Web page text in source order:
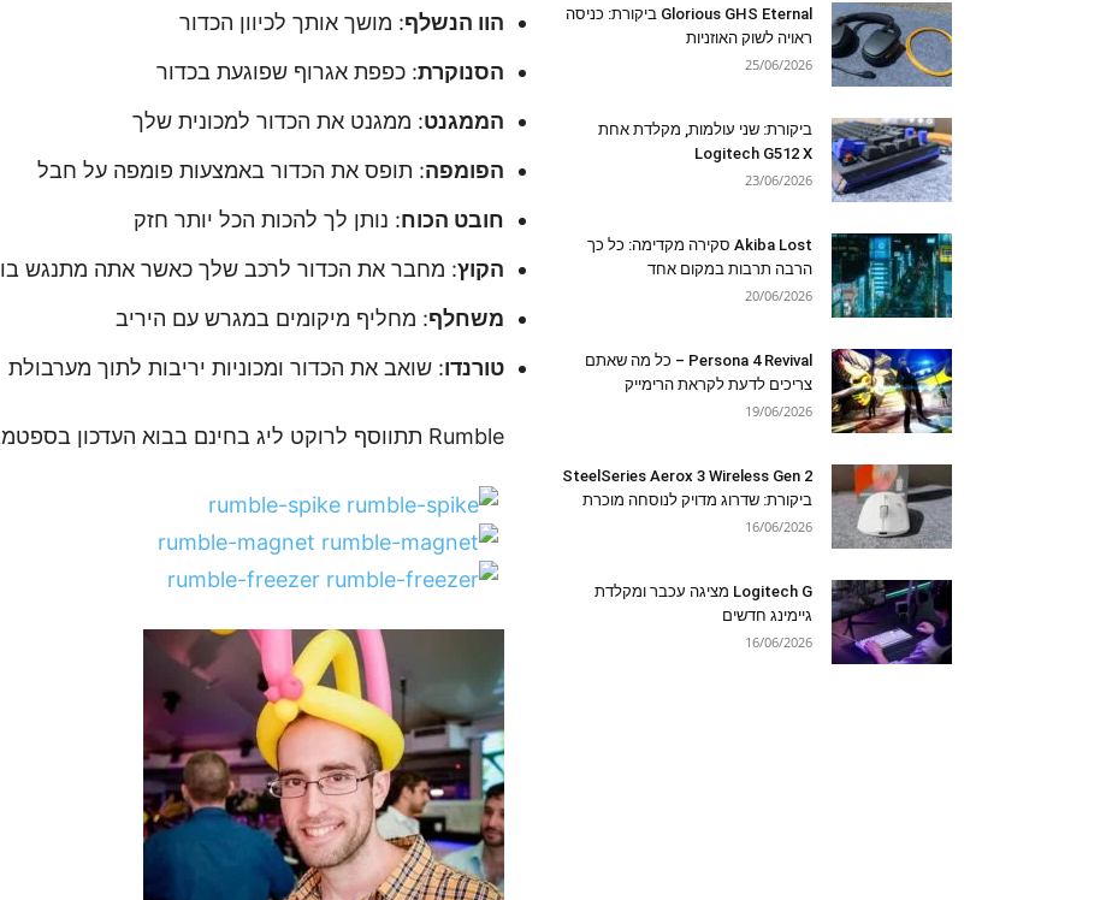
הוו הנשלף: מושך אותך לכיוון הכדור
הסנוקרת: כפפת אגרוף שפוגעת בכדור
הממגנט: ממגנט את הכדור למכונית שלך
הפומפה: תופס את הכדור באמצעות פומפה על חבל
חובט הכוח: נותן לך להכות הכל יותר חזק
הקוץ: מחבר את הכדור לרכב שלך כאשר אתה מתנגש בו
משחלף: מחליף מיקומים במגרש עם היריב
טורנדו: שואב את הכדור ומכוניות יריבות לתוך מערבולת
Rumble תתווסף לרוקט ליג בחינם בבוא העדכון בספטמבר.
Glorious GHS Eternal ביקורת: כניסה
ראויה לשוק האוזניות
25/06/2026
ביקורת: שני עולמות, מקלדת אחת
Logitech G512 X
23/06/2026
Akiba Lost סקירה מקדימה: כל כך
הרבה תרבות במקום אחד
20/06/2026
Persona 4 Revival – כל מה שאתם
צריכים לדעת לקראת הרימייק
19/06/2026
SteelSeries Aerox 3 Wireless Gen 2
ביקורת: שדרוג מדויק לנוסחה מוכרת
16/06/2026
Logitech G מציגה עכבר ומקלדת
גיימינג חדשים
16/06/2026